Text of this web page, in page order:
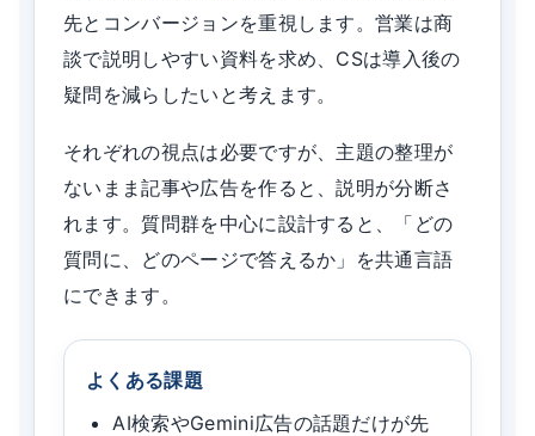
先とコンバージョンを重視します。営業は商
談で説明しやすい資料を求め、CSは導入後の
疑問を減らしたいと考えます。
それぞれの視点は必要ですが、主題の整理が
ないまま記事や広告を作ると、説明が分断さ
れます。質問群を中心に設計すると、「どの
質問に、どのページで答えるか」を共通言語
にできます。
よくある課題
AI検索やGemini広告の話題だけが先